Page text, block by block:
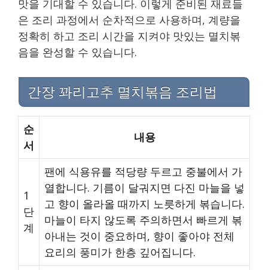
맛을 기대할 수 있습니다. 이렇게 준비된 재료들
은 조리 과정에서 순차적으로 사용하며, 계량을
정확히 하고 조리 시간을 지켜야 맛있는 멸치볶
음을 완성할 수 있습니다.
간장 꽈리고추 멸치볶음 조리법
순
서
내용
1
단
계
팬에 식용유를 적당량 두르고 중불에서 가
열합니다. 기름이 달궈지면 다진 마늘을 넣
고 향이 올라올 때까지 노릇하게 볶습니다.
마늘이 타지 않도록 주의하면서 빠르게 볶
아내는 것이 중요하며, 향이 좋아야 전체
요리의 풍미가 한층 깊어집니다.